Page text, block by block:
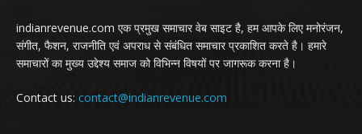
indianrevenue.com एक प्रमुख समाचार वेब साइट है, हम आपके लिए मनोरंजन,
संगीत, फैशन, राजनीति एवं अपराध से संबंधित समाचार प्रकाशित करते है। हमारे
समाचारों का मुख्य उद्देश्य समाज को विभिन्न विषयों पर जागरूक करना है।
Contact us: contact@indianrevenue.com